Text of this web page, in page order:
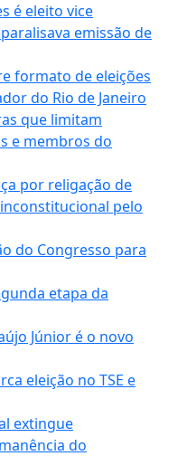
é eleito vice
emissão de
formato de eleições
do Rio de Janeiro
que limitam
e membros do
por religação de
pelo
do Congresso para
etapa da
Júnior é o novo
eleição no TSE e
extingue
do